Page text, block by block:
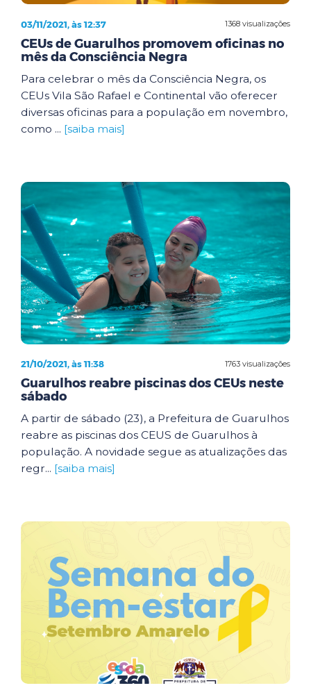
1368 visualizações
03/11/2021, às 12:37
CEUs de Guarulhos promovem oficinas no
mês da Consciência Negra
Para celebrar o mês da Consciência Negra, os
CEUs Vila São Rafael e Continental vão oferecer
diversas oficinas para a população em novembro,
como ... [saiba mais]
1763 visualizações
21/10/2021, às 11:38
Guarulhos reabre piscinas dos CEUs neste
sábado
A partir de sábado (23), a Prefeitura de Guarulhos
reabre as piscinas dos CEUS de Guarulhos à
população. A novidade segue as atualizações das
regr... [saiba mais]